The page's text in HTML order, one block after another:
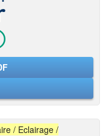
/ Eclairage /